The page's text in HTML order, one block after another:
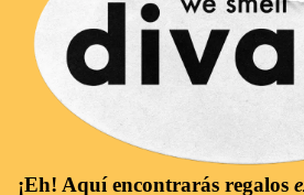
¡Eh! Aquí encontrarás regalos